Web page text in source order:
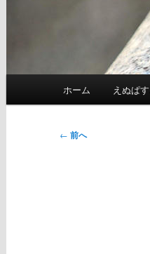
ホーム えぬぱ
投
← 前へ